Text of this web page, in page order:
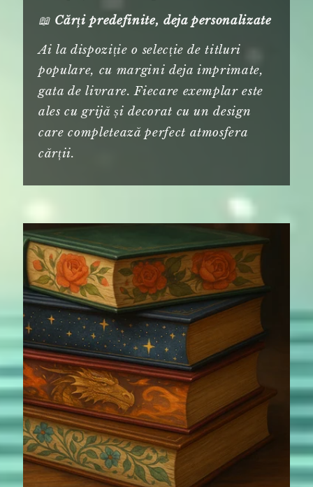
📖 Cărți predefinite, deja personalizate
Ai la dispoziție o selecție de titluri
populare, cu margini deja imprimate,
gata de livrare. Fiecare exemplar este
ales cu grijă și decorat cu un design
care completează perfect atmosfera
cărții.